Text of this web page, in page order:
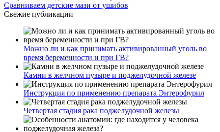
Сравниваем детские мази от ушибов
Свежие публикации
Можно ли и как принимать активированный уголь во
время беременности и при ГВ?
Камни в желчном пузыре и поджелудочной железе
Инструкция по применению препарата Энтерофурил
Четвертая стадия рака поджелудочной железы